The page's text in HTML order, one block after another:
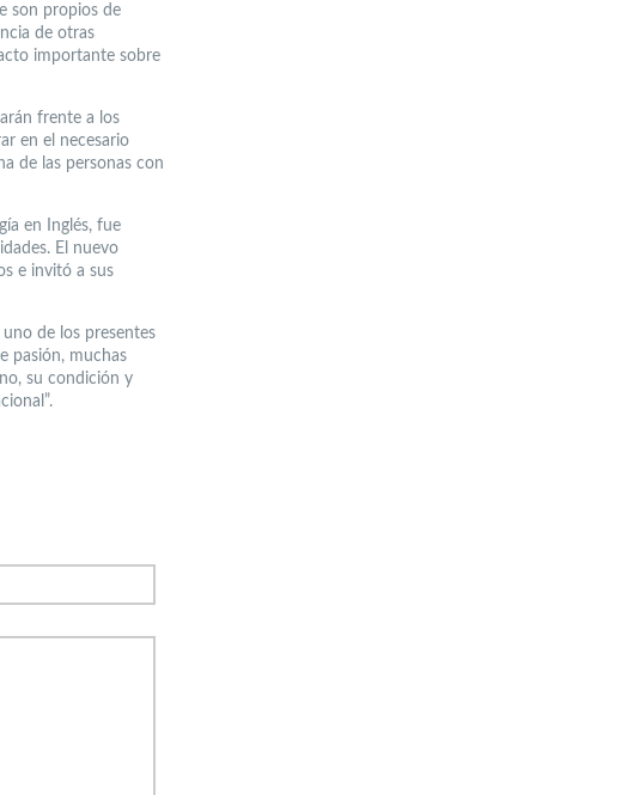
son propios de
de otras
importante sobre
frente a los
en el necesario
de las personas con
en Inglés, fue
El nuevo
e invitó a sus
de los presentes
pasión, muchas
su condición y